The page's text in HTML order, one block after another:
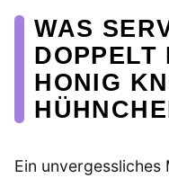
WAS
DOPPELT
HONIG
Ein unvergessliches